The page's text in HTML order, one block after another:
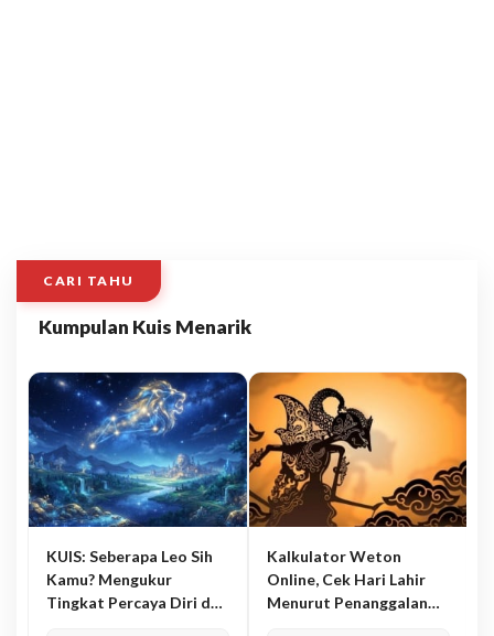
CARI TAHU
Kumpulan Kuis Menarik
KUIS: Seberapa Leo Sih
Kamu? Mengukur
Tingkat Percaya Diri dan
Kalkulator Weton
Online, Cek Hari Lahir
Menurut Penanggalan